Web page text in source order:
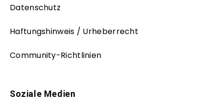
Datenschutz
Haftungshinweis / Urheberrecht
Community-Richtlinien
Soziale Medien